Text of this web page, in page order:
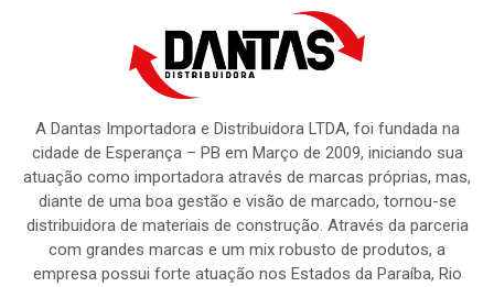
A Dantas Importadora e Distribuidora LTDA, foi fundada na
cidade de Esperança – PB em Março de 2009, iniciando sua
atuação como importadora através de marcas próprias, mas,
diante de uma boa gestão e visão de marcado, tornou-se
distribuidora de materiais de construção. Através da parceria
com grandes marcas e um mix robusto de produtos, a
empresa possui forte atuação nos Estados da Paraíba, Rio